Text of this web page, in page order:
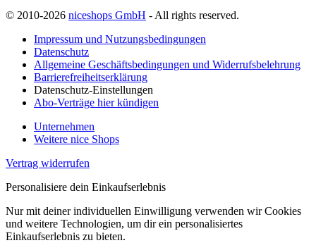
© 2010-2026 niceshops GmbH - All rights reserved.
Impressum und Nutzungsbedingungen
Datenschutz
Allgemeine Geschäftsbedingungen und Widerrufsbelehrung
Barrierefreiheitserklärung
Datenschutz-Einstellungen
Abo-Verträge hier kündigen
Unternehmen
Weitere nice Shops
Vertrag widerrufen
Personalisiere dein Einkaufserlebnis
Nur mit deiner individuellen Einwilligung verwenden wir Cookies
und weitere Technologien, um dir ein personalisiertes
Einkaufserlebnis zu bieten.